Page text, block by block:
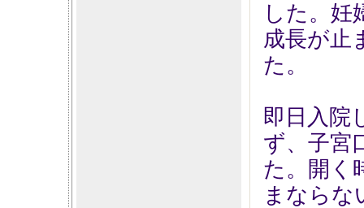
した。妊
成長が止
た。
即日入院
ず、子宮
た。開く
まならな